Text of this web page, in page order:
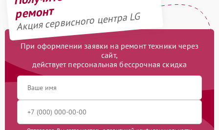
ремонт
Акция сервисного центра LG
При оформлении заявки на ремонт техники через
сайт,
действует персональная бессрочная скидка